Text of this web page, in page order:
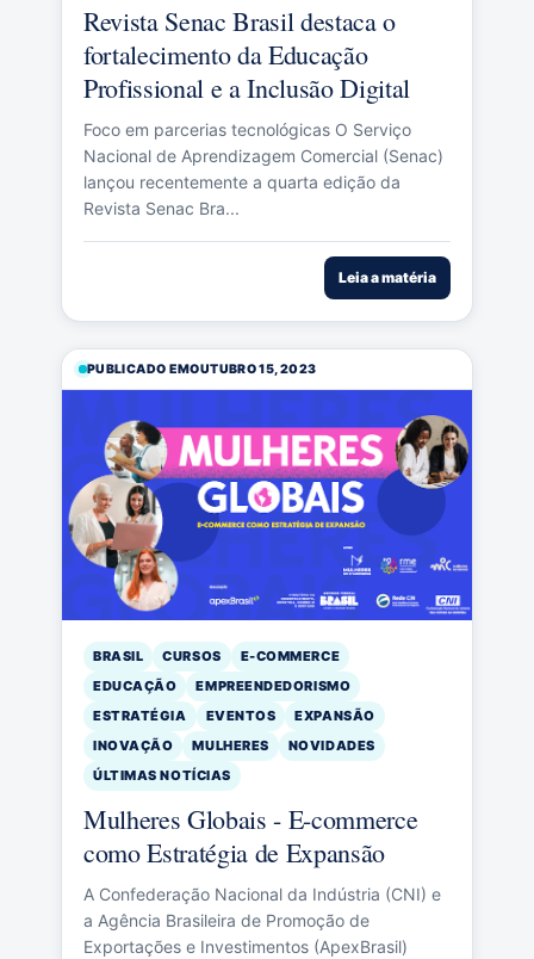
Revista Senac Brasil destaca o
fortalecimento da Educação
Profissional e a Inclusão Digital
Foco em parcerias tecnológicas O Serviço
Nacional de Aprendizagem Comercial (Senac)
lançou recentemente a quarta edição da
Revista Senac Bra...
Leia a matéria
PUBLICADO EMOUTUBRO 15, 2023
BRASIL CURSOS
E-COMMERCE
EDUCAÇÃO
EMPREENDEDORISMO
ESTRATÉGIA
EVENTOS
EXPANSÃO
INOVAÇÃO
MULHERES
NOVIDADES
ÚLTIMAS NOTÍCIAS
Mulheres Globais - E-commerce
como Estratégia de Expansão
A Confederação Nacional da Indústria (CNI) e
a Agência Brasileira de Promoção de
Exportações e Investimentos (ApexBrasil)